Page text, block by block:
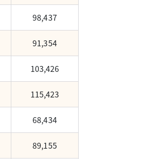
98,437
91,354
103,426
115,423
68,434
89,155